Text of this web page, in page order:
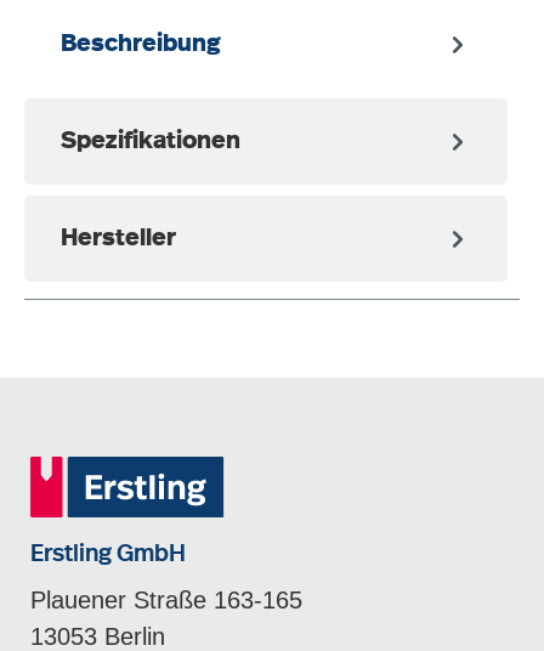
Beschreibung
Spezifikationen
Hersteller
Erstling GmbH
Plauener Straße 163-165
13053 Berlin